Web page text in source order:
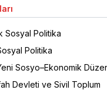
Sosyal Politika
Politika
Sosyo–Ekonomik
Devleti ve Sivil Toplum